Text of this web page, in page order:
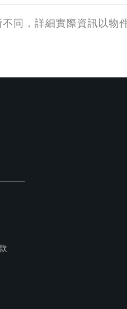
同，詳細實際資訊以物